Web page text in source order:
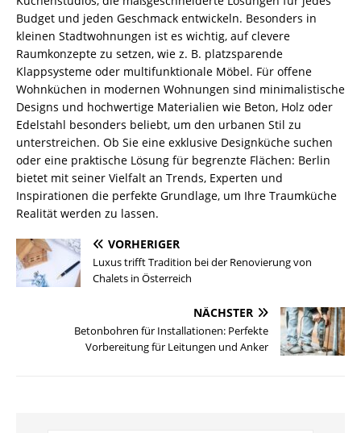
Budget und jeden Geschmack entwickeln. Besonders in
kleinen Stadtwohnungen ist es wichtig, auf clevere
Raumkonzepte zu setzen, wie z. B. platzsparende
Klappsysteme oder multifunktionale Möbel. Für offene
Wohnküchen in modernen Wohnungen sind minimalistische
Designs und hochwertige Materialien wie Beton, Holz oder
Edelstahl besonders beliebt, um den urbanen Stil zu
unterstreichen. Ob Sie eine exklusive Designküche suchen
oder eine praktische Lösung für begrenzte Flächen: Berlin
bietet mit seiner Vielfalt an Trends, Experten und
Inspirationen die perfekte Grundlage, um Ihre Traumküche
Realität werden zu lassen.
VORHERIGER
Luxus trifft Tradition bei der Renovierung von
Chalets in Österreich
NÄCHSTER
Betonbohren für Installationen: Perfekte
Vorbereitung für Leitungen und Anker